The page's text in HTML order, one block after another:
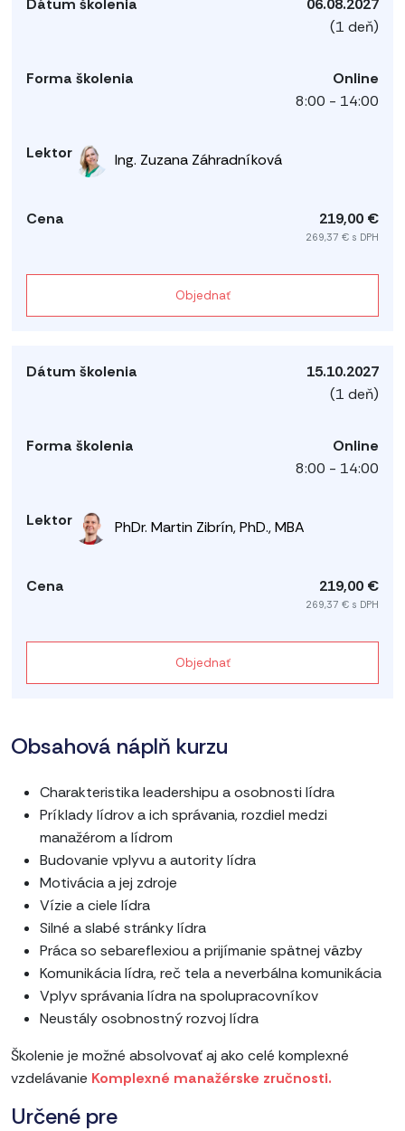
(1 deň)
Online
8:00 - 14:00
Ing. Zuzana Záhradníková
219,00 €
269,37 € s DPH
Objednať
15.10.2027
(1 deň)
Online
8:00 - 14:00
PhDr. Martin Zibrín, PhD., MBA
219,00 €
269,37 € s DPH
Objednať
Obsahová náplň kurzu
Charakteristika leadershipu a osobnosti lídra
Príklady lídrov a ich správania, rozdiel medzi
manažérom a lídrom
Budovanie vplyvu a autority lídra
Motivácia a jej zdroje
Vízie a ciele lídra
Silné a slabé stránky lídra
Práca so sebareflexiou a prijímanie spätnej väzby
Komunikácia lídra, reč tela a neverbálna komunikácia
Vplyv správania lídra na spolupracovníkov
Neustály osobnostný rozvoj lídra
Školenie je možné absolvovať aj ako celé komplexné
vzdelávanie Komplexné manažérske zručnosti.
Určené pre